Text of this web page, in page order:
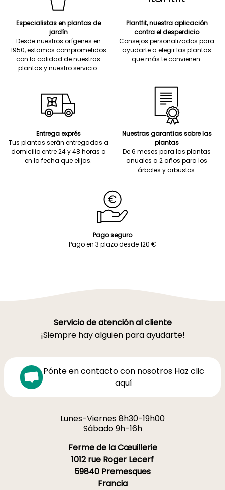
Especialistas en plantas de
jardín
Desde nuestros orígenes en
1950, estamos comprometidos
con la calidad de nuestras
plantas y nuestro servicio.
Plantfit, nuestra aplicación
contra el desperdicio
Consejos personalizados para
ayudarte a elegir las plantas
que más te convienen.
Entrega exprés
Tus plantas serán entregadas a
domicilio entre 24 y 48 horas o
en la fecha que elijas.
Nuestras garantías sobre las
plantas
De 6 meses para las plantas
anuales a 2 años para los
árboles y arbustos.
Pago seguro
Pago en 3 plazo desde 120 €
Servicio de atención al cliente
¡Siempre hay alguien para ayudarte!
Pónte en contacto con nosotros Haz clic
aquí
Lunes-Viernes 8h30-19h00
Sábado 9h-16h
Ferme de la Cœuillerie
1012 rue Roger Lecerf
59840 Premesques
Francia